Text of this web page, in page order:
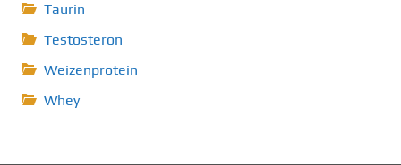
Taurin
Testosteron
Weizenprotein
Whey